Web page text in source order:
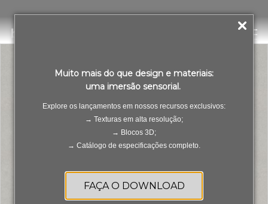
Muito mais do que design e materiais:
uma imersão sensorial.
Explore os lançamentos em nossos recursos exclusivos:
→ Texturas em alta resolução;
→ Blocos 3D;
→ Catálogo de especificações completo.
FAÇA O DOWNLOAD